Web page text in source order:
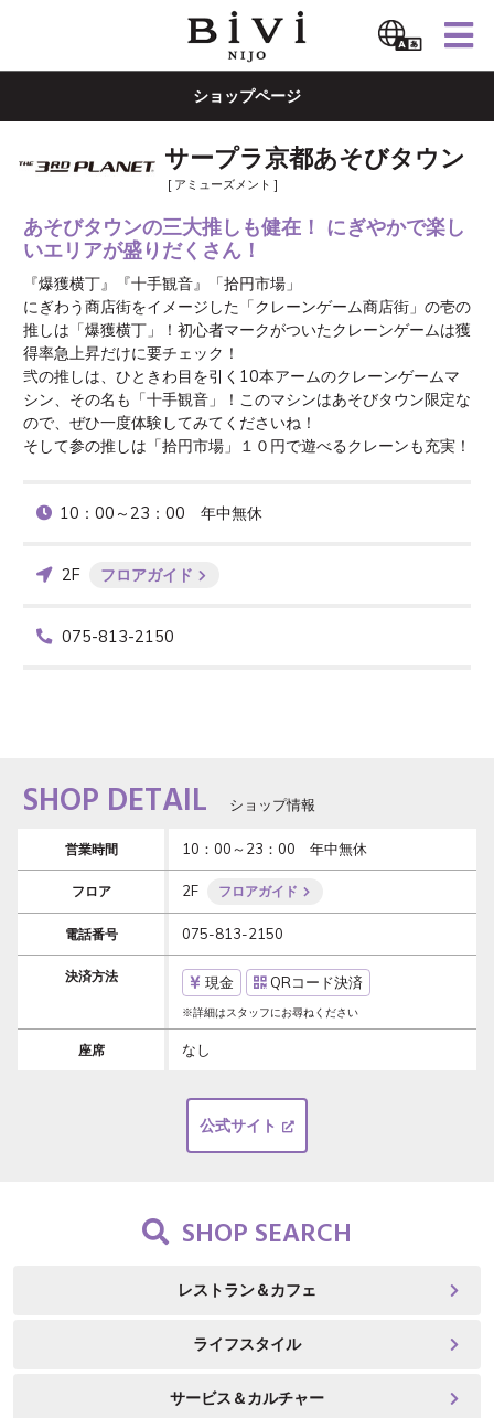
ショップページ
サープラ京都あそびタウン
[ アミューズメント ]
あそびタウンの三大推しも健在！ にぎやかで楽し
いエリアが盛りだくさん！
『爆獲横丁』『十手観音』「拾円市場」
にぎわう商店街をイメージした「クレーンゲーム商店街」の壱の
推しは「爆獲横丁」！初心者マークがついたクレーンゲームは獲
得率急上昇だけに要チェック！
弐の推しは、ひときわ目を引く10本アームのクレーンゲームマ
シン、その名も「十手観音」！このマシンはあそびタウン限定な
ので、ぜひ一度体験してみてくださいね！
そして参の推しは「拾円市場」１０円で遊べるクレーンも充実！
10：00～23：00　年中無休
2F フロアガイド
075-813-2150
SHOP DETAIL ショップ情報
営業時間 10：00～23：00　年中無休
フロア 2F フロアガイド
電話番号 075-813-2150
決済方法 現金 QRコード決済
※詳細はスタッフにお尋ねください
座席 なし
公式サイト
SHOP SEARCH
レストラン＆カフェ
ライフスタイル
サービス＆カルチャー